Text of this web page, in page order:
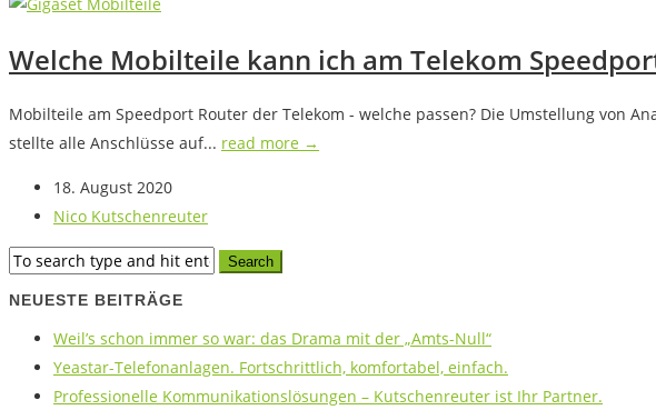
Welche Mobilteile kann ich am Telekom
Mobilteile am Speedport Router der Telekom - welche passen? Die Umstellung von
stellte alle Anschlüsse auf... read more →
18. August 2020
Nico Kutschenreuter
NEUESTE BEITRÄGE
Weil’s schon immer so war: das Drama mit der „Amts-Null“
Yeastar-Telefonanlagen. Fortschrittlich, komfortabel, einfach.
Professionelle Kommunikationslösungen – Kutschenreuter ist Ihr Partner.